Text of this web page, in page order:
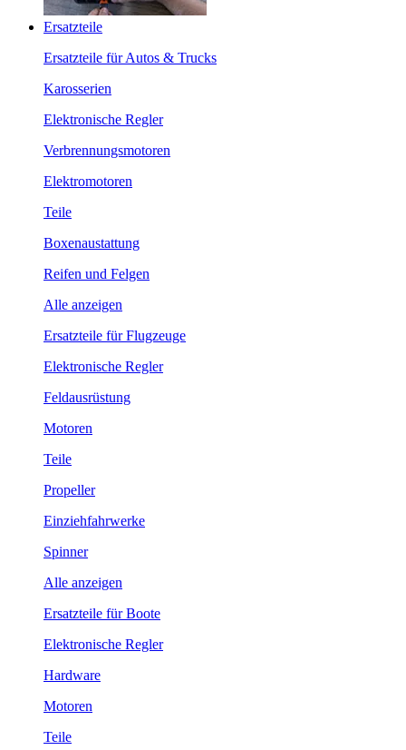
Ersatzteile
Ersatzteile für Autos & Trucks
Karosserien
Elektronische Regler
Verbrennungsmotoren
Elektromotoren
Teile
Boxenaustattung
Reifen und Felgen
Alle anzeigen
Ersatzteile für Flugzeuge
Elektronische Regler
Feldausrüstung
Motoren
Teile
Propeller
Einziehfahrwerke
Spinner
Alle anzeigen
Ersatzteile für Boote
Elektronische Regler
Hardware
Motoren
Teile